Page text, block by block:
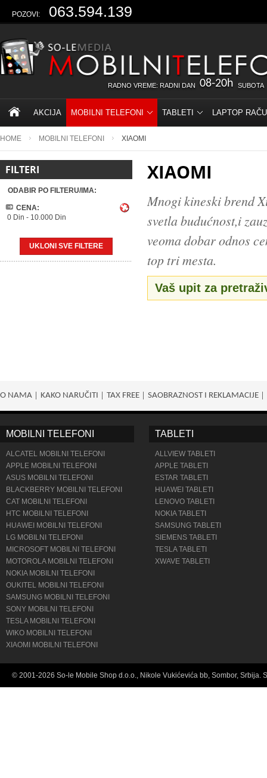
POZOVI: 063.594.139
RADNO VREME: RADNI DAN 08-20h SUBOTA
AKCIJA MOBILNI TELEFONI TABLETI LAPTOP
HOME MOBILNI TELEFONI XIAOMI
FILTERI
ODABIR PO FILTERU/IMA:
CENA:
0 Din - 10.000 Din
UKLONI SVE FILTERE
XIAOMI
Mnogi kineski brend
svetla budućnost,i
veoma dobar odnos
top tri mesta.
Vaš upit za
O NAMA KAKO NARUČITI TAX FREE SAOBRAZNOST I REKLAMACIJE
MOBILNI TELEFONI
ALCATEL MOBILNI TELEFONI
APPLE MOBILNI TELEFONI
ASUS MOBILNI TELEFONI
BLACKBERRY MOBILNI TELEFONI
CAT MOBILNI TELEFONI
HTC MOBILNI TELEFONI
HUAWEI MOBILNI TELEFONI
LG MOBILNI TELEFONI
MICROSOFT MOBILNI TELEFONI
MOTOROLA MOBILNI TELEFONI
NOKIA MOBILNI TELEFONI
OUKITEL MOBILNI TELEFONI
SAMSUNG MOBILNI TELEFONI
SONY MOBILNI TELEFONI
TESLA MOBILNI TELEFONI
WIKO MOBILNI TELEFONI
XIAOMI MOBILNI TELEFONI
TABLETI
ALLVIEW TABLETI
APPLE TABLETI
ESTAR TABLETI
HUAWEI TABLETI
LENOVO TABLETI
NOKIA TABLETI
SAMSUNG TABLETI
SIEMENS TABLETI
TESLA TABLETI
XWAVE TABLETI
© 2001-2026 So-le Mobile Shop d.o.o., Nikole Vukićevića bb, Sombor, Srbija.